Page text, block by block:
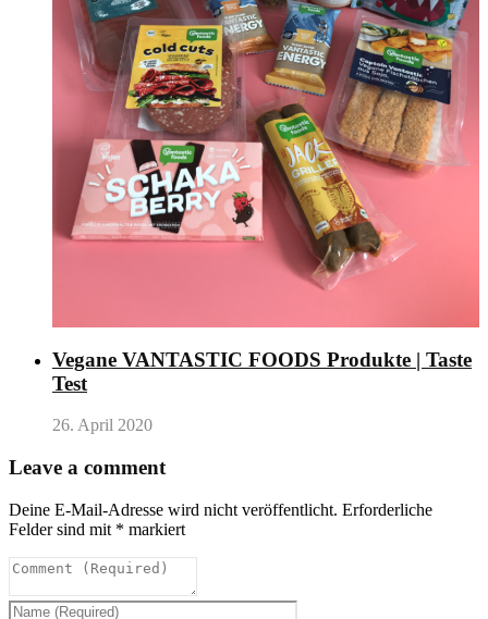
Vegane VANTASTIC FOODS Produkte | Taste
Test
26. April 2020
Leave a comment
Deine E-Mail-Adresse wird nicht veröffentlicht. Erforderliche
Felder sind mit * markiert